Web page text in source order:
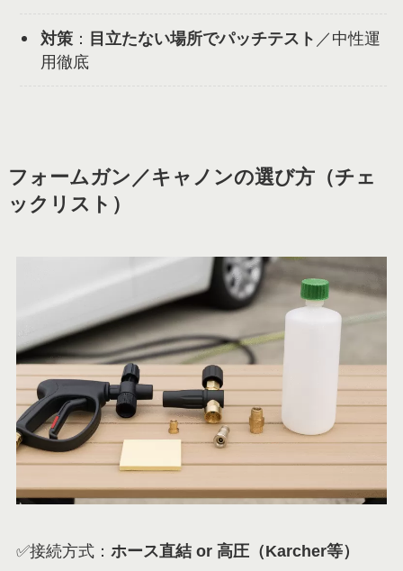
対策： 目立たない場所でパッチテスト ／中性運
用徹底
フォームガン／キャノンの選び方（チェ
ックリスト）
✅接続方式： ホース直結 or 高圧（Karcher等）